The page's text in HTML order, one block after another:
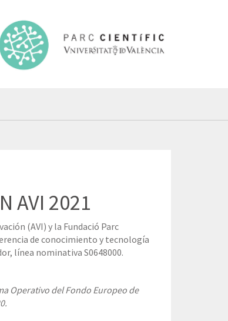
AVI 2021
(AVI) y la Fundació Parc
de conocimiento y tecnología
línea nominativa S0648000.
Operativo del Fondo Europeo de